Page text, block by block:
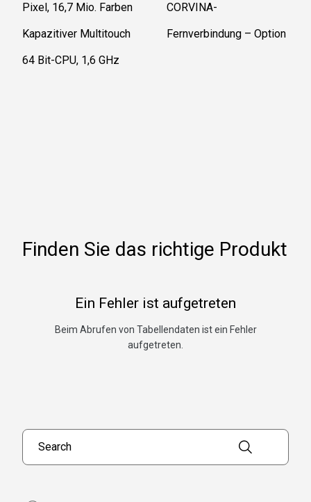
Pixel, 16,7 Mio. Farben
Kapazitiver Multitouch
64 Bit-CPU, 1,6 GHz
CORVINA-
Fernverbindung – Option
Finden Sie das richtige Produkt
Search products
Ein Fehler ist aufgetreten
Beim Abrufen von Tabellendaten ist ein Fehler
aufgetreten.